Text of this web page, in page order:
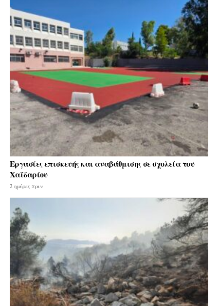
Εργασίες επισκευής και αναβάθμισης σε σχολεία του
Χαϊδαρίου
2 ημέρες πριν